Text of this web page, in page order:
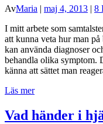
AvMaria | maj 4, 2013 | 8
I mitt arbete som
att kunna veta hur man
kan använda diagnoser
behandla olika symptom.
känna att sättet man
Läs mer
Vad händer i